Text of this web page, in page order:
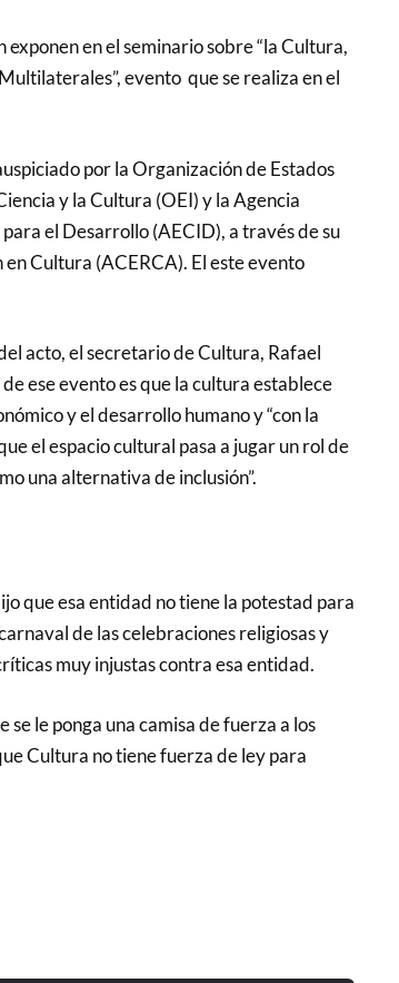
en el seminario sobre “la Cultura,
evento que se realiza en el
por la Organización de Estados
y la Cultura (OEI) y la Agencia
el Desarrollo (AECID), a través de su
Cultura (ACERCA). El este evento
acto, el secretario de Cultura, Rafael
ese evento es que la cultura establece
y el desarrollo humano y “con la
el espacio cultural pasa a jugar un rol de
una alternativa de inclusión”.
que esa entidad no tiene la potestad para
de las celebraciones religiosas y
muy injustas contra esa entidad.
le ponga una camisa de fuerza a los
Cultura no tiene fuerza de ley para